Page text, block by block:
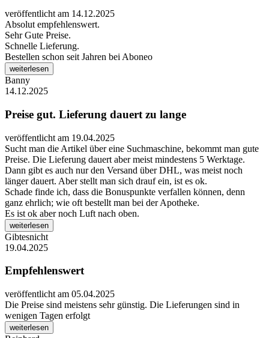
veröffentlicht am 14.12.2025
Absolut empfehlenswert.
Sehr Gute Preise.
Schnelle Lieferung.
Bestellen schon seit Jahren bei Aboneo
weiterlesen
Banny
14.12.2025
Preise gut. Lieferung dauert zu lange
veröffentlicht am 19.04.2025
Sucht man die Artikel über eine Suchmaschine, bekommt man gute
Preise. Die Lieferung dauert aber meist mindestens 5 Werktage.
Dann gibt es auch nur den Versand über DHL, was meist noch
länger dauert. Aber stellt man sich drauf ein, ist es ok.
Schade finde ich, dass die Bonuspunkte verfallen können, denn
ganz ehrlich; wie oft bestellt man bei der Apotheke.
Es ist ok aber noch Luft nach oben.
weiterlesen
Gibtesnicht
19.04.2025
Empfehlenswert
veröffentlicht am 05.04.2025
Die Preise sind meistens sehr günstig. Die Lieferungen sind in
wenigen Tagen erfolgt
weiterlesen